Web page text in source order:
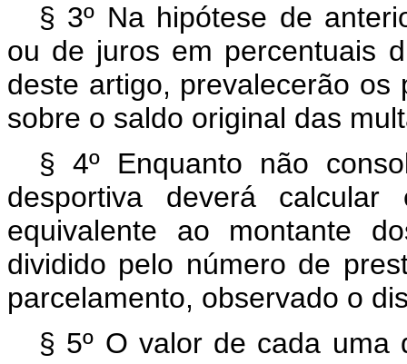
§ 3º Na hipótese de
ou de juros em percentuais
deste artigo, prevalecerão os
sobre o saldo original das
§ 4º Enquanto não
desportiva deverá calcular
equivalente ao montante
dividido pelo número de
parcelamento, observado o
§ 5º O valor de cada uma